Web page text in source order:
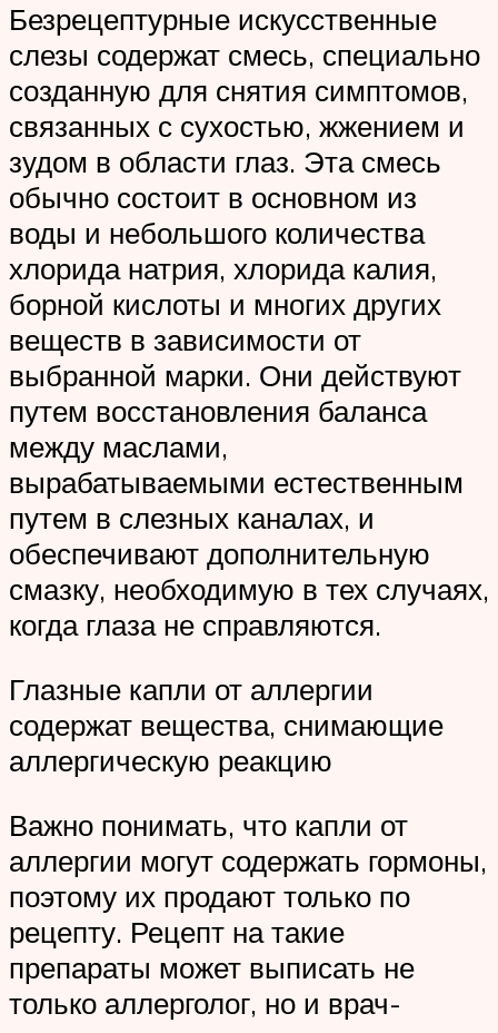
Безрецептурные искусственные
слезы содержат смесь, специально
созданную для снятия симптомов,
связанных с сухостью, жжением и
зудом в области глаз. Эта смесь
обычно состоит в основном из
воды и небольшого количества
хлорида натрия, хлорида калия,
борной кислоты и многих других
веществ в зависимости от
выбранной марки. Они действуют
путем восстановления баланса
между маслами,
вырабатываемыми естественным
путем в слезных каналах, и
обеспечивают дополнительную
смазку, необходимую в тех случаях,
когда глаза не справляются.
Глазные капли от аллергии
содержат вещества, снимающие
аллергическую реакцию
Важно понимать, что капли от
аллергии могут содержать гормоны,
поэтому их продают только по
рецепту. Рецепт на такие
препараты может выписать не
только аллерголог, но и врач-